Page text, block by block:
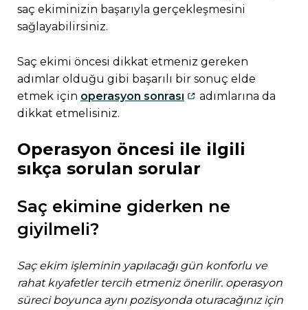
saç ekiminizin başarıyla gerçekleşmesini
sağlayabilirsiniz.
saç ekimi öncesi dikkat etmeniz gereken
adımlar olduğu gibi başarılı bir sonuç elde
etmek için operasyon sonrası
adımlarına da
dikkat etmelisiniz.
operasyon öncesi ile i̇lgili
sıkça sorulan sorular
saç ekimine giderken ne
giyilmeli?
saç ekim işleminin yapılacağı gün konforlu ve
rahat kıyafetler tercih etmeniz önerilir. operasyon
süreci boyunca aynı pozisyonda oturacağınız için